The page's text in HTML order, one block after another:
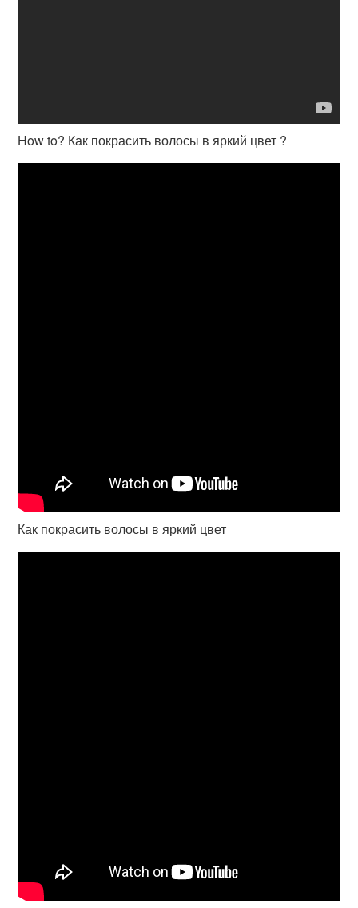
How to? Как покрасить волосы в яркий цвет ?
Как покрасить волосы в яркий цвет